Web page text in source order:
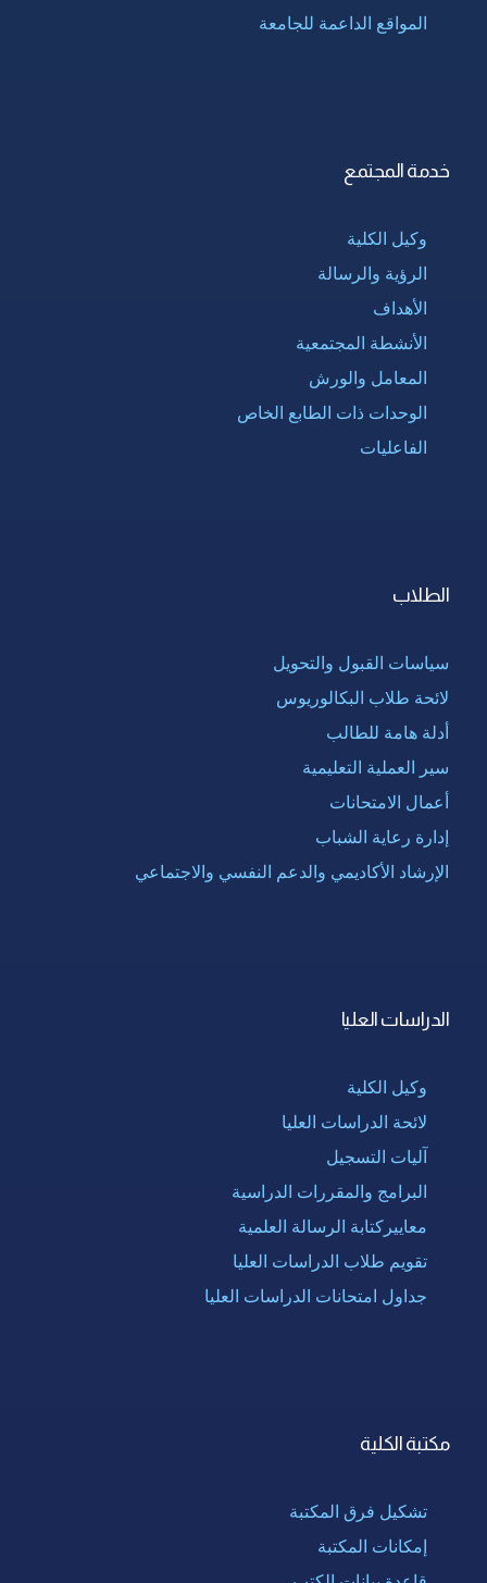
المواقع الداعمة للجامعة
خدمة المجتمع
وكيل الكلية
الرؤية والرسالة
الأهداف
الأنشطة المجتمعية
المعامل والورش
الوحدات ذات الطابع الخاص
الفاعليات
الطلاب
سياسات القبول والتحويل
لائحة طلاب البكالوريوس
أدلة هامة للطالب
سير العملية التعليمية
أعمال الامتحانات
إدارة رعاية الشباب
الإرشاد الأكاديمي والدعم النفسي والاجتماعي
الدراسات العليا
وكيل الكلية
لائحة الدراسات العليا
آليات التسجيل
البرامج والمقررات الدراسية
معاييركتابة الرسالة العلمية
تقويم طلاب الدراسات العليا
جداول امتحانات الدراسات العليا
مكتبة الكلية
تشكيل فرق المكتبة
إمكانات المكتبة